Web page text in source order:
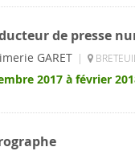
de presse
GARET |
2017 à février